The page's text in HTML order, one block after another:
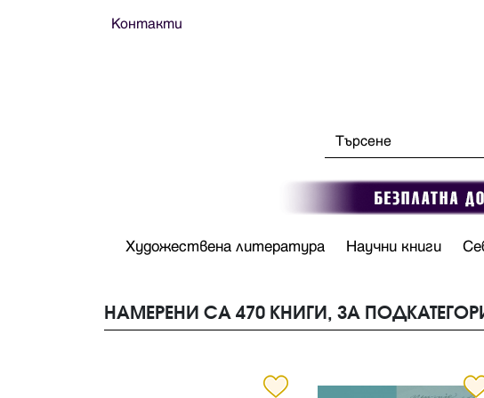
Контакти
Художествена литература Научни книги
НАМЕРЕНИ СА 470 КНИГИ, ЗА